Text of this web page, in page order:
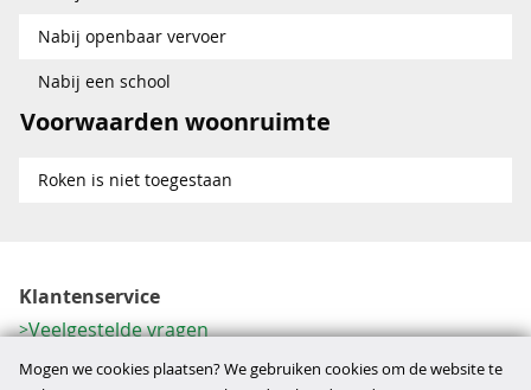
Nabij openbaar vervoer
Nabij een school
Voorwaarden woonruimte
Roken is niet toegestaan
Klantenservice
Veelgestelde vragen
Contactformulier
Mogen we cookies plaatsen? We gebruiken cookies om de website te